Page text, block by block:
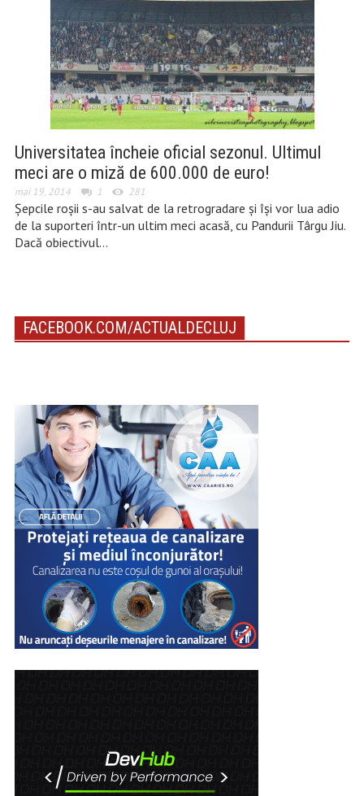
Universitatea încheie oficial sezonul. Ultimul
meci are o miză de 600.000 de euro!
mai 19, 2014 1 281
Șepcile roșii s-au salvat de la retrogradare și își vor lua adio
de la suporteri într-un ultim meci acasă, cu Pandurii Târgu Jiu.
Dacă obiectivul…
FACEBOOK.COM/ACTUALDECLUJ